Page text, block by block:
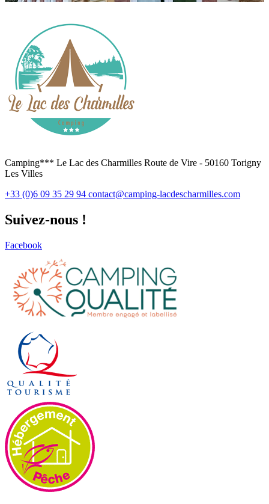
Camping*** Le Lac des Charmilles Route de Vire - 50160 Torigny
Les Villes
+33 (0)6 09 35 29 94 contact@camping-lacdescharmilles.com
Suivez-nous !
Facebook